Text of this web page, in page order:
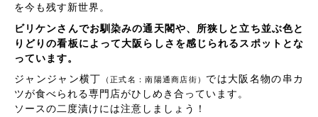
を今も残す新世界。
ビリケンさんでお馴染みの通天閣や、所狭しと立ち並ぶ色と
りどりの看板によって大阪らしさを感じられるスポットとな
っています。
ジャンジャン横丁
（正式名：南陽通商店街） では大阪名物の串カ
ツが食べられる専門店がひしめき合っています。
ソースの二度漬けには注意しましょう！